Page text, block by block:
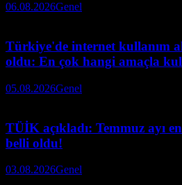
06.08.2026Genel
Türkiye'de internet kullanım
oldu: En çok hangi amaçla
05.08.2026Genel
TÜİK açıkladı: Temmuz ayı
belli oldu!
03.08.2026Genel